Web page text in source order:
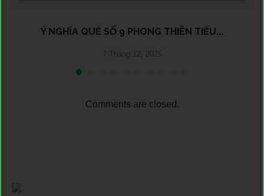
Ý NGHĨA QUẺ SỐ 9 PHONG THIÊN TIỂU...
7 Tháng 12, 2025
Comments are closed.